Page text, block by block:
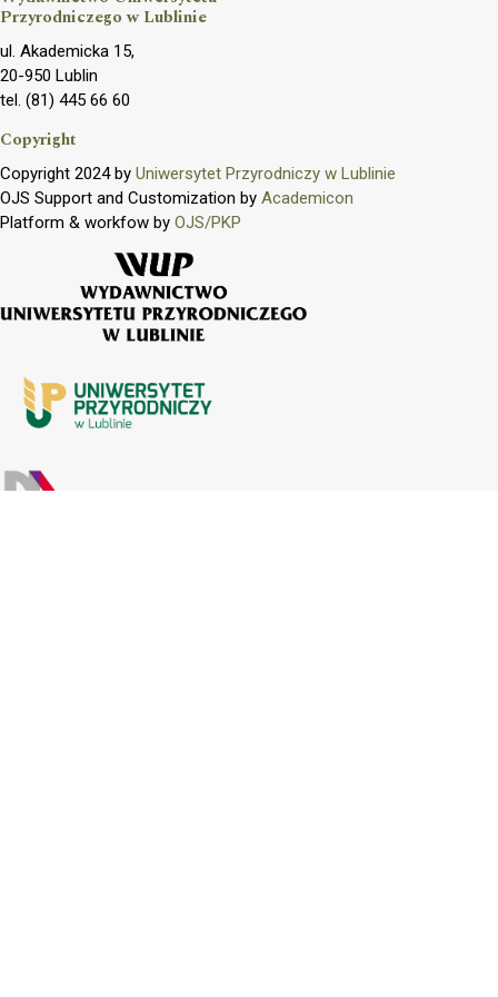
Przyrodniczego w Lublinie
ul. Akademicka 15,
20-950 Lublin
tel. (81) 445 66 60
Copyright
Copyright 2024 by Uniwersytet Przyrodniczy w Lublinie
OJS Support and Customization by Academicon
Platform & workfow by OJS/PKP